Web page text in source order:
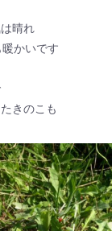
晴れ
かいです
きのこも